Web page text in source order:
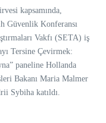
kapsamında,
Güvenlik Konferansı
Vakfı (SETA) iş
Tersine Çevirmek:
paneline Hollanda
Bakanı Maria Malmer
Sybiha katıldı.